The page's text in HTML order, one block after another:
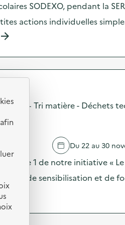
SODEXO, pendant la
actions individuelles
+ Tri matière - Déchets
Du 22 au 30
phase 1 de notre initiative «
de sensibilisation et de